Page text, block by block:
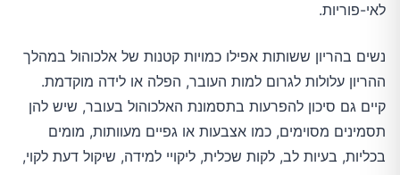
לאי-פוריות.
נשים בהריון ששותות אפילו כמויות קטנות של אלכוהול במהלך
ההריון עלולות לגרום למות העובר, הפלה או לידה מוקדמת.
קיים גם סיכון להפרעות בתסמונת האלכוהול בעובר, שיש להן
תסמינים מסוימים, כמו אצבעות או גפיים מעוותות, מומים
בכליות, בעיות לב, לקות שכלית, ליקויי למידה, שיקול דעת לקוי,